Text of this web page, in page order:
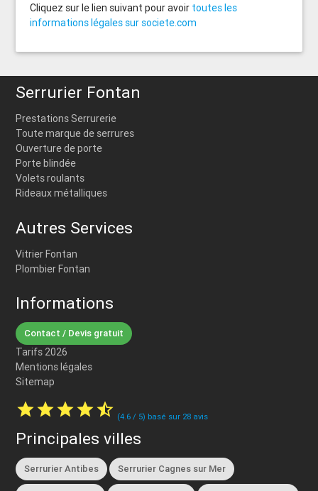
Cliquez sur le lien suivant pour avoir toutes les
informations légales sur societe.com
Serrurier Fontan
Prestations Serrurerie
Toute marque de serrures
Ouverture de porte
Porte blindée
Volets roulants
Rideaux métalliques
Autres Services
Vitrier Fontan
Plombier Fontan
Informations
Contact / Devis gratuit
Tarifs 2026
Mentions légales
Sitemap
starstarstarstarstar_half (4.6 / 5) basé sur 28 avis
Principales villes
Serrurier Antibes Serrurier Cagnes sur Mer